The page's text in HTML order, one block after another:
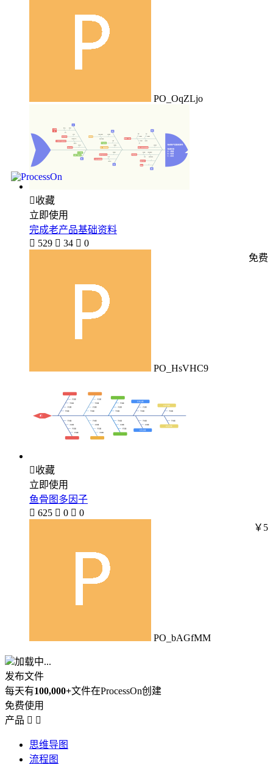
PO_OqZLjo
收藏
立即使用
完成老产品基础资料
 529  34  0
PO_HsVHC9
免费
收藏
立即使用
鱼骨图多因子
 625  0  0
PO_bAGfMM
￥5
加载中...
发布文件
每天有100,000+文件在ProcessOn创建
免费使用
产品  
思维导图
流程图